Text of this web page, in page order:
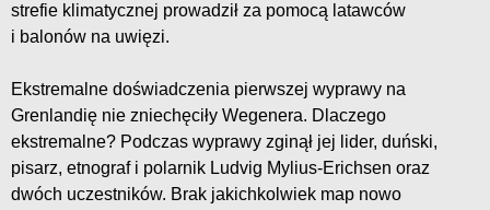
strefie klimatycznej prowadził za pomocą latawców
i balonów na uwięzi.
Ekstremalne doświadczenia pierwszej wyprawy na
Grenlandię nie zniechęciły Wegenera. Dlaczego
ekstremalne? Podczas wyprawy zginął jej lider, duński,
pisarz, etnograf i polarnik Ludvig Mylius-Erichsen oraz
dwóch uczestników. Brak jakichkolwiek map nowo